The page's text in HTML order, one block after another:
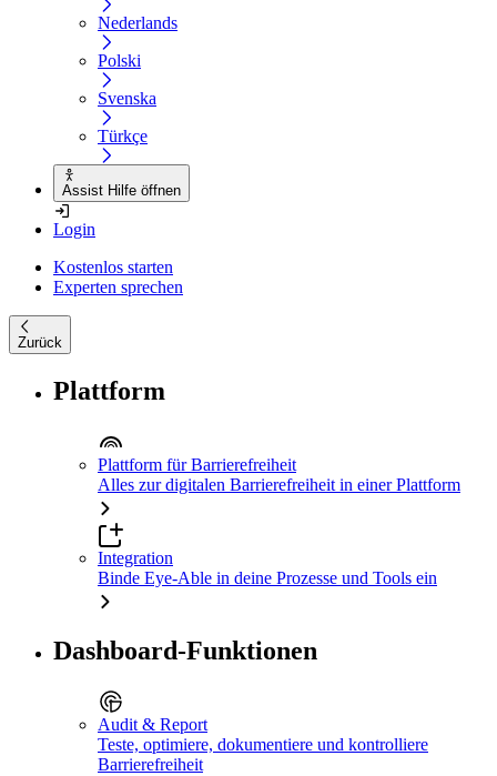
Nederlands
Polski
Svenska
Türkçe
Assist Hilfe öffnen
Login
Kostenlos starten
Experten sprechen
Zurück
Plattform
Plattform für Barrierefreiheit
Alles zur digitalen Barrierefreiheit in einer Plattform
Integration
Binde Eye-Able in deine Prozesse und Tools ein
Dashboard-Funktionen
Audit & Report
Teste, optimiere, dokumentiere und kontrolliere
Barrierefreiheit